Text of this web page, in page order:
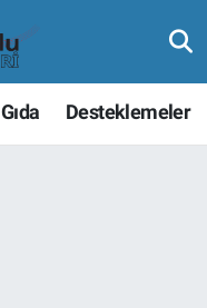
Gıda Desteklemeler